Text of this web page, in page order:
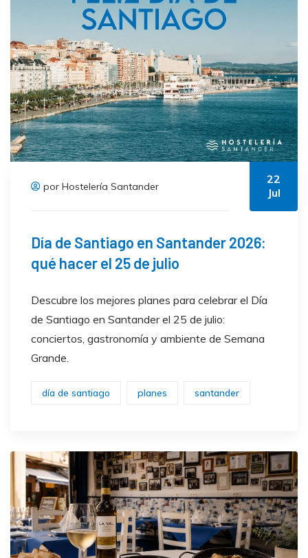
por Hostelería Santander
22
Jul
Día de Santiago en Santander 2026:
qué hacer el 25 de julio
Descubre los mejores planes para celebrar el Día
de Santiago en Santander el 25 de julio:
conciertos, gastronomía y ambiente de Semana
Grande.
día de santiago planes santander